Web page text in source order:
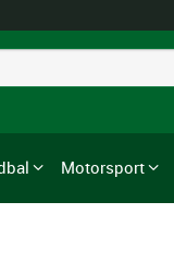
Motorsport